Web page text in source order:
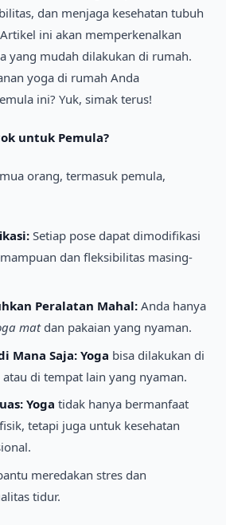
dan menjaga kesehatan tubuh
ini akan memperkenalkan
yang mudah dilakukan di rumah.
yoga di rumah Anda
ini? Yuk, simak terus!
untuk Pemula?
orang, termasuk pemula,
Setiap pose dapat dimodifikasi
dan fleksibilitas masing-
Peralatan Mahal: Anda hanya
matdan pakaian yang nyaman.
Mana Saja: Yoga bisa dilakukan di
di tempat lain yang nyaman.
Yoga tidak hanya bermanfaat
tetapi juga untuk kesehatan
meredakan stres dan
tidur.